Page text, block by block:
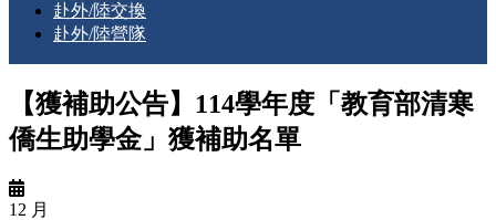
赴外/陸交換
赴外/陸營隊
【獲補助公告】114學年度「教育部清寒
僑生助學金」獲補助名單
12 月